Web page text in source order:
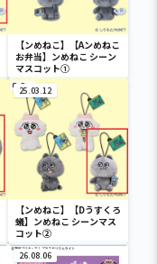
【ンめねこ】【Aンめねこ
お弁当】ンめねこ シーン
マスコット①
25.03.12
【ンめねこ】【Dうすくろ
蟻】ンめねこ シーンマス
コット②
26.08.06